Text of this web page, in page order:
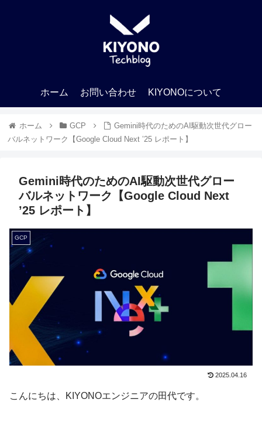
ホーム お問い合わせ KIYONOについて
ホーム GCP
Gemini時代のためのAI駆動次世代グロー
バルネットワーク【Google Cloud Next ’25 レポート】
Gemini時代のためのAI駆動次世代グロー
バルネットワーク【Google Cloud Next
’25 レポート】
GCP
2025.04.16
こんにちは、KIYONOエンジニアの田代です。